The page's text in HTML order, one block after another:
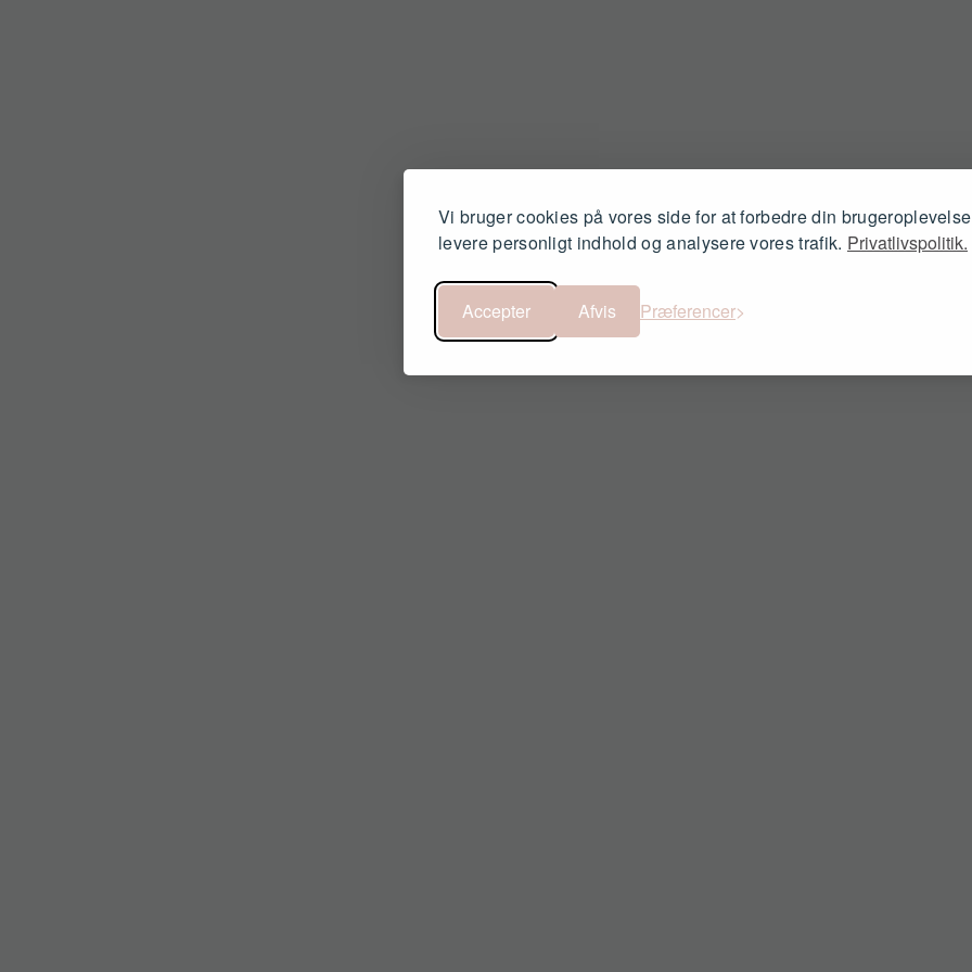
Vi bruger cookies på vores side for at forbedre din
levere personligt indhold og analysere vores trafik. Privatlivspolitik.
Accepter Afvis Præferencer
404
Siden blev ikke fundet.
Gå til forsiden